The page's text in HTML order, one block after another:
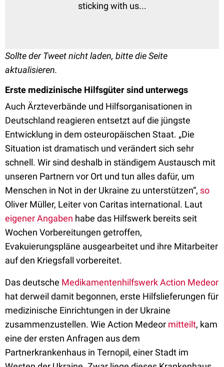
sticking with us...
Sollte der Tweet nicht laden, bitte die Seite
aktualisieren.
Erste medizinische Hilfsgüter sind unterwegs
Auch Ärzteverbände und Hilfsorganisationen in
Deutschland reagieren entsetzt auf die jüngste
Entwicklung in dem osteuropäischen Staat. „Die
Situation ist dramatisch und verändert sich sehr
schnell. Wir sind deshalb in ständigem Austausch mit
unseren Partnern vor Ort und tun alles dafür, um
Menschen in Not in der Ukraine zu unterstützen“, so
Oliver Müller, Leiter von Caritas international. Laut
eigener Angaben habe das Hilfswerk bereits seit
Wochen Vorbereitungen getroffen,
Evakuierungspläne ausgearbeitet und ihre Mitarbeiter
auf den Kriegsfall vorbereitet.
Das deutsche Medikamentenhilfswerk Action Medeor
hat derweil damit begonnen, erste Hilfslieferungen für
medizinische Einrichtungen in der Ukraine
zusammenzustellen. Wie Action Medeor mitteilt, kam
eine der ersten Anfragen aus dem
Partnerkrankenhaus in Ternopil, einer Stadt im